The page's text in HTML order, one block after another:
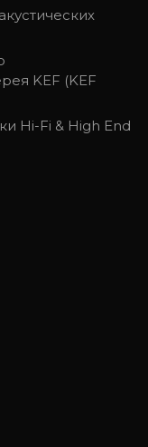
KEF (KEF
Hi-Fi & High End